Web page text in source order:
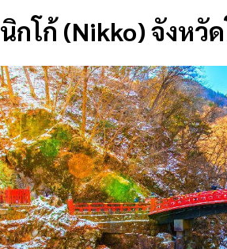
นิกโก้ (Nikko) จังหวั